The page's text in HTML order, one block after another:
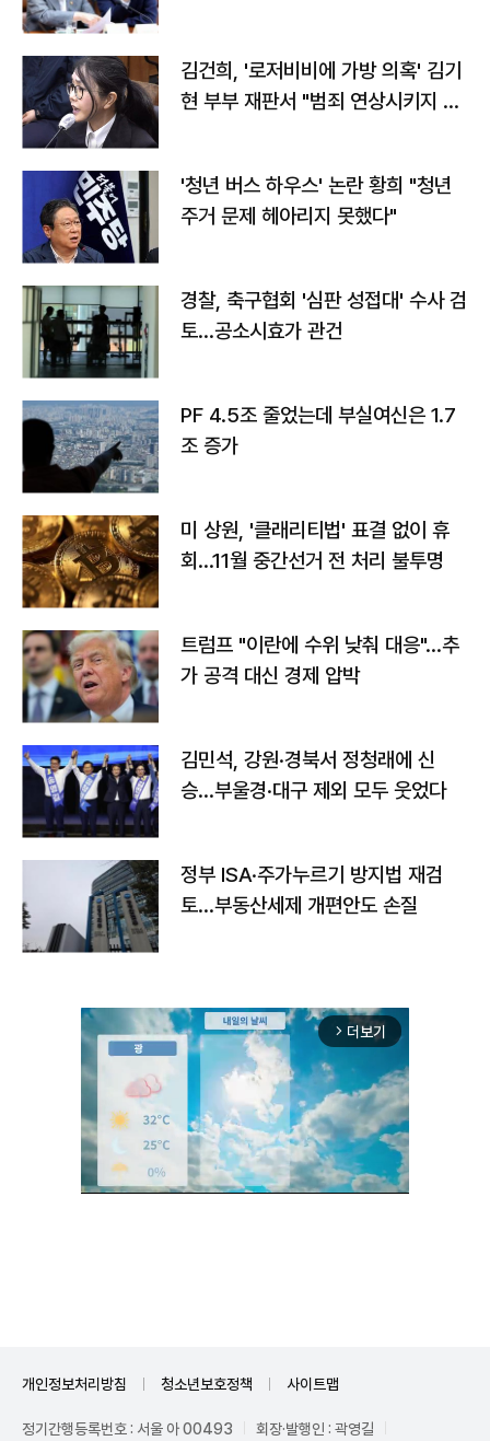
김건희, '로저비비에 가방 의혹' 김기
현 부부 재판서 "범죄 연상시키지 말
'청년 버스 하우스' 논란 황희 "청년
주거 문제 헤아리지 못했다"
경찰, 축구협회 '심판 성접대' 수사 검
토…공소시효가 관건
PF 4.5조 줄었는데 부실여신은 1.7
조 증가
미 상원, '클래리티법' 표결 없이 휴
회…11월 중간선거 전 처리 불투명
트럼프 "이란에 수위 낮춰 대응"…추
가 공격 대신 경제 압박
김민석, 강원·경북서 정청래에 신
승…부울경·대구 제외 모두 웃었다
정부 ISA·주가누르기 방지법 재검
토…부동산세제 개편안도 손질
arrow_forward_ios 더보기
개인정보처리방침 청소년보호정책 사이트맵
정기간행등록번호 : 서울 아 00493 회장·발행인 : 곽영길